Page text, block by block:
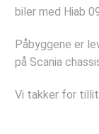
biler med Hiab
Påbyggene er
på Scania
Vi takker for